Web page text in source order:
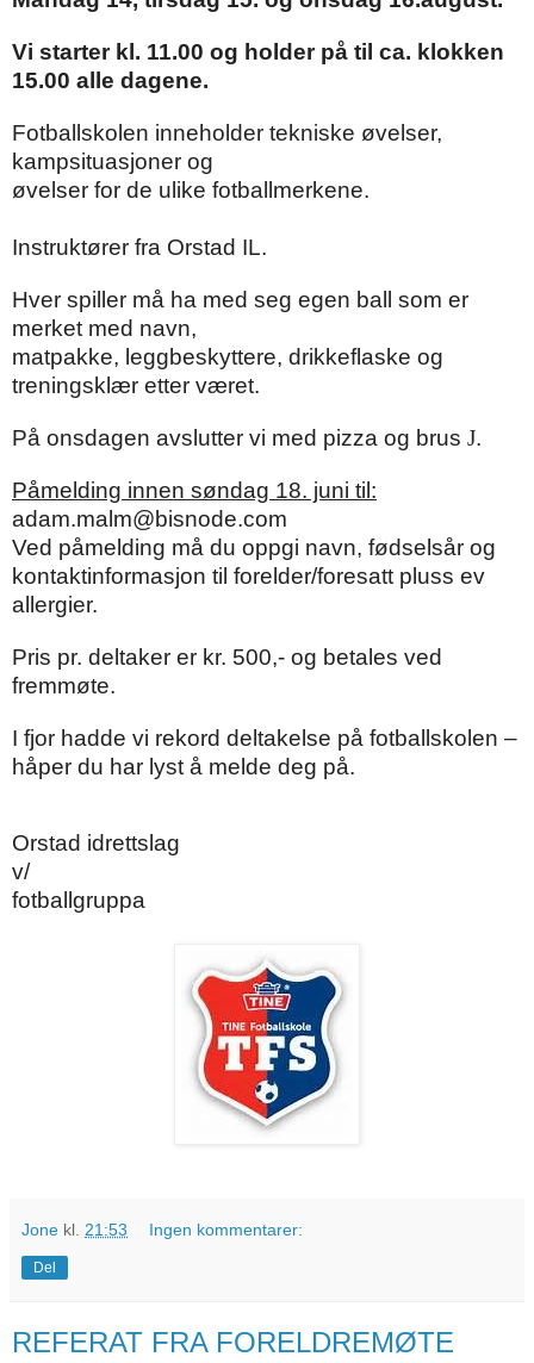
Vi starter kl. 11.00 og holder på til ca. klokken
15.00 alle dagene.
Fotballskolen inneholder tekniske øvelser,
kampsituasjoner og
øvelser for de ulike fotballmerkene.
Instruktører fra Orstad IL.
Hver spiller må ha med seg egen ball som er
merket med navn,
matpakke, leggbeskyttere, drikkeflaske og
treningsklær etter været.
På onsdagen avslutter vi med pizza og brus J.
Påmelding innen søndag 18. juni til:
adam.malm@bisnode.com
Ved påmelding må du oppgi navn, fødselsår og
kontaktinformasjon til forelder/foresatt pluss ev
allergier.
Pris pr. deltaker er kr. 500,- og betales ved
fremmøte.
I fjor hadde vi rekord deltakelse på fotballskolen –
håper du har lyst å melde deg på.
Orstad idrettslag
v/
fotballgruppa
Jone kl. 21:53 Ingen kommentarer:
Del
REFERAT FRA FORELDREMØTE